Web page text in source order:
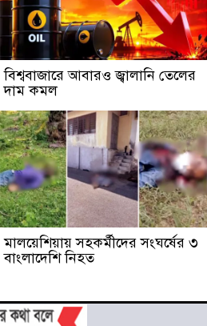
বিশ্ববাজারে আবারও জ্বালানি তেলের
দাম কমল
মালয়েশিয়ায় সহকর্মীদের সংঘর্ষের ৩
বাংলাদেশি নিহত